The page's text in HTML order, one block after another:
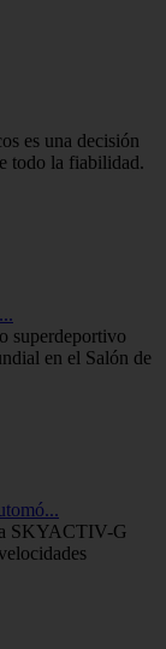
es una decisión
todo la fiabilidad.
superdeportivo
en el Salón de
SKYACTIV-G